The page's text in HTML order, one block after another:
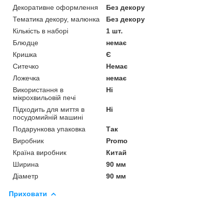
Декоративне оформлення
Без декору
Тематика декору, малюнка
Без декору
Кількість в наборі
1 шт.
Блюдце
немає
Кришка
Є
Ситечко
Немає
Ложечка
немає
Використання в
мікрохвильовій печі
Ні
Підходить для миття в
посудомийній машині
Ні
Подарункова упаковка
Так
Виробник
Promo
Країна виробник
Китай
Ширина
90 мм
Діаметр
90 мм
Приховати